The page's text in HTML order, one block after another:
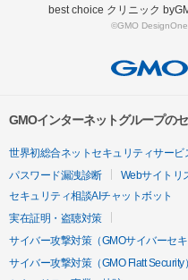
best choice クリニック
©GMO
GMOインターネットグループの
世界初総合ネットセキュリティサービ
パスワード漏洩診断
Webサイトリ
セキュリティ相談AIチャットボット
実在証明・盗聴対策
サイバー攻撃対策（GMOサイバーセキ
サイバー攻撃対策（GMO Flatt Security）